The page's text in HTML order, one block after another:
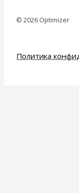
© 2026 Optimizer
Политика